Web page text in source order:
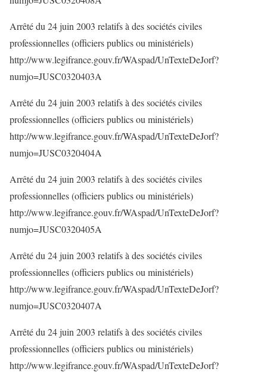
Arrêté du 24 juin 2003 relatifs à des sociétés civiles
professionnelles (officiers publics ou ministériels)
http://www.legifrance.gouv.fr/WAspad/UnTexteDeJorf?
numjo=JUSC0320403A
Arrêté du 24 juin 2003 relatifs à des sociétés civiles
professionnelles (officiers publics ou ministériels)
http://www.legifrance.gouv.fr/WAspad/UnTexteDeJorf?
numjo=JUSC0320404A
Arrêté du 24 juin 2003 relatifs à des sociétés civiles
professionnelles (officiers publics ou ministériels)
http://www.legifrance.gouv.fr/WAspad/UnTexteDeJorf?
numjo=JUSC0320405A
Arrêté du 24 juin 2003 relatifs à des sociétés civiles
professionnelles (officiers publics ou ministériels)
http://www.legifrance.gouv.fr/WAspad/UnTexteDeJorf?
numjo=JUSC0320407A
Arrêté du 24 juin 2003 relatifs à des sociétés civiles
professionnelles (officiers publics ou ministériels)
http://www.legifrance.gouv.fr/WAspad/UnTexteDeJorf?